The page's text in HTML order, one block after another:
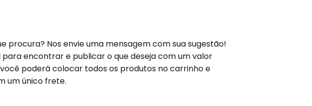
procura? Nos envie uma mensagem com sua sugestão!
para encontrar e publicar o que deseja com um valor
poderá colocar todos os produtos no carrinho e
um único frete.